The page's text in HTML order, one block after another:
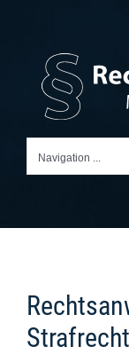
Navigation ...
Strafrecht